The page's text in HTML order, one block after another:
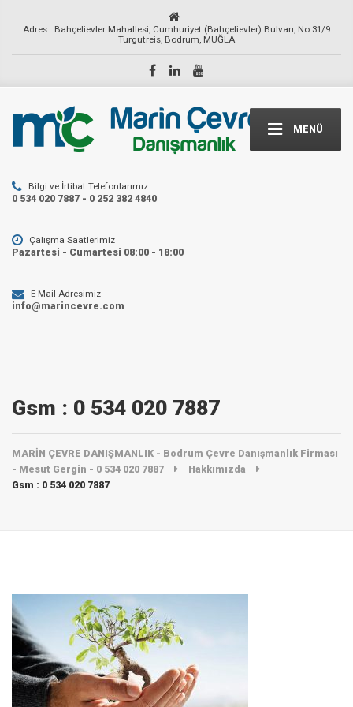
Adres : Bahçelievler Mahallesi, Cumhuriyet (Bahçelievler) Bulvarı, No:31/9
Turgutreis, Bodrum, MUĞLA
MENÜ
Bilgi ve İrtibat Telefonlarımız
0 534 020 7887 - 0 252 382 4840
Çalışma Saatlerimiz
Pazartesi - Cumartesi 08:00 - 18:00
E-Mail Adresimiz
info@marincevre.com
Gsm : 0 534 020 7887
MARİN ÇEVRE DANIŞMANLIK - Bodrum Çevre Danışmanlık Firması
- Mesut Gergin - 0 534 020 7887
Hakkımızda
Gsm : 0 534 020 7887